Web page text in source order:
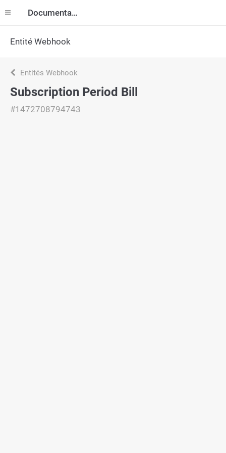
Documentation
Entité Webhook
Entités Webhook
Subscription Period Bill
#1472708794743